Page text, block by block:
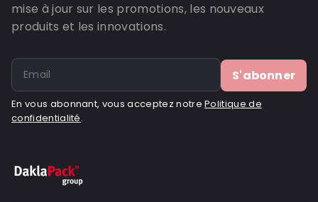
mise à jour sur les promotions, les nouveaux
produits et les innovations.
S'abonner
En vous abonnant, vous acceptez notrePolitique de
confidentialité.